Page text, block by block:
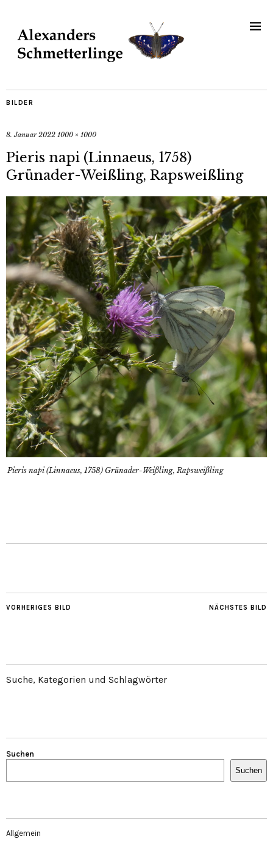
BILDER
8. Januar 2022 1000 × 1000
Pieris napi (Linnaeus, 1758)
Grünader-Weißling, Rapsweißling
Pieris napi (Linnaeus, 1758) Grünader-Weißling, Rapsweißling
NÄCHSTES BILD
VORHERIGES BILD
Suche, Kategorien und Schlagwörter
Suchen
Suchen
Allgemein